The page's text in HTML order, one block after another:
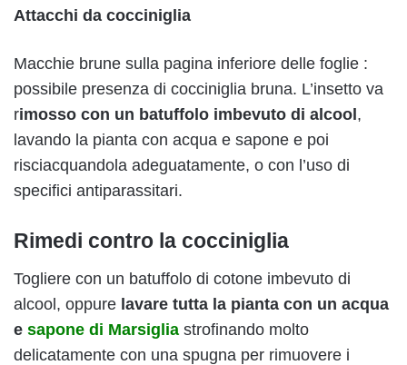
Attacchi da cocciniglia
Macchie brune sulla pagina inferiore delle foglie :
possibile presenza di cocciniglia bruna. L’insetto va
rimosso con un batuffolo imbevuto di alcool ,
lavando la pianta con acqua e sapone e poi
risciacquandola adeguatamente, o con l’uso di
specifici antiparassitari.
Rimedi contro la cocciniglia
Togliere con un batuffolo di cotone imbevuto di
alcool, oppure lavare tutta la pianta con un acqua
e sapone di Marsiglia strofinando molto
delicatamente con una spugna per rimuovere i